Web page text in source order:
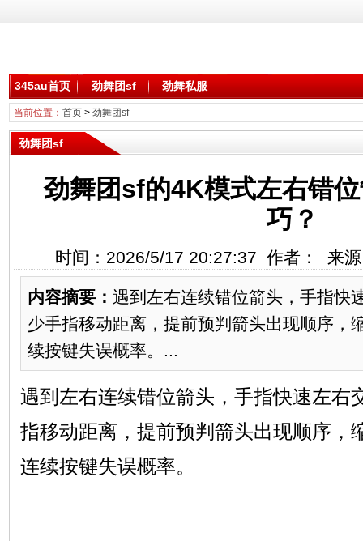
345au首页 劲舞团sf 劲舞私服
当前位置： 首页> 劲舞团sf
劲舞团sf
劲舞团sf的4K模式左右错
巧？
时间：2026/5/17 20:27:37 作者： 来
内容摘要： 遇到左右连续错位箭头，手指快
少手指移动距离，提前预判箭头出现顺序，
续按键失误概率。...
遇到左右连续错位箭头，手指快速左右
指移动距离，提前预判箭头出现顺序，
连续按键失误概率。